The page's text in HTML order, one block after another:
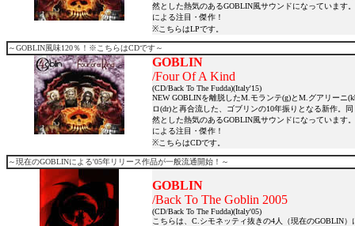
然とした熱気のあるGOBLIN風サウンドになっています
による注目・傑作！
※こちらはLPです。
～GOBLIN風味120％！※こちらはCDです～
GOBLIN
/Four Of A Kind
(CD/Back To The Fudda)(Italy'15)
NEW GOBLINを離脱したM.モランテ(g)とM.グアリーニ
ロ(dr)と再合流した、ゴブリンの10年振りとなる新作。
然とした熱気のあるGOBLIN風サウンドになっています
による注目・傑作！
※こちらはCDです。
～現在のGOBLINによる'05年リリース作品が一般流通開始！～
GOBLIN
/Back To The Goblin 2005
(CD/Back To The Fudda)(Italy'05)
こちらは、C.シモネッティ抜きの4人（現在のGOBLIN